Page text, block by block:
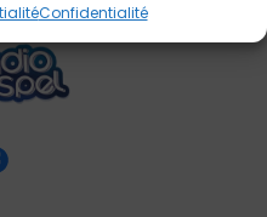
Confidentialité